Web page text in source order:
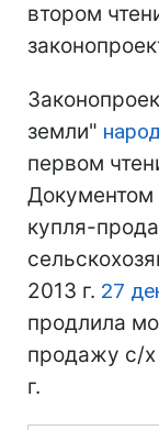
втором
земли"
первом
Документом
купля-
2013 г. 27
продлила
продажу с/х
г.